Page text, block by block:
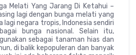
Melati Yang Jarang Di Ketahui –
lagi dengan bunga melati yang
lagi negara tropis, Indonesia sendiri
bunga nasional. Selain itu,
sebagai tanaman hias dan
di balik kepopuleran dan banyak